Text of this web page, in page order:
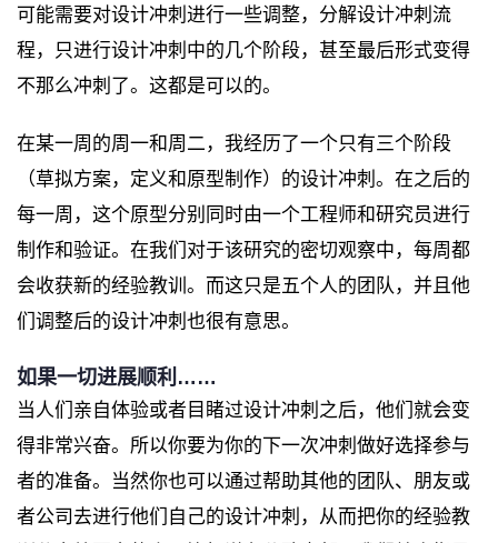
可能需要对设计冲刺进行一些调整，分解设计冲刺流
程，只进行设计冲刺中的几个阶段，甚至最后形式变得
不那么冲刺了。这都是可以的。
在某一周的周一和周二，我经历了一个只有三个阶段
（草拟方案，定义和原型制作）的设计冲刺。在之后的
每一周，这个原型分别同时由一个工程师和研究员进行
制作和验证。在我们对于该研究的密切观察中，每周都
会收获新的经验教训。而这只是五个人的团队，并且他
们调整后的设计冲刺也很有意思。
如果一切进展顺利……
当人们亲自体验或者目睹过设计冲刺之后，他们就会变
得非常兴奋。所以你要为你的下一次冲刺做好选择参与
者的准备。当然你也可以通过帮助其他的团队、朋友或
者公司去进行他们自己的设计冲刺，从而把你的经验教